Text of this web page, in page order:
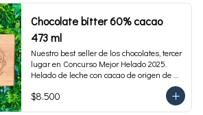
Chocolate bitter 60% cacao
473 ml
Nuestro best seller de los chocolates, tercer
lugar en Concurso Mejor Helado 2025.
Helado de leche con cacao de origen de
intensidad al 60%. Envase familiar 473 ml,
rinde 4  porciones.
$8.500